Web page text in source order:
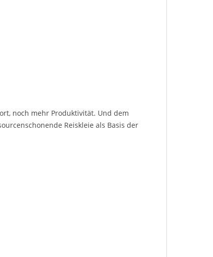
noch mehr Produktivität. Und dem
Reiskleie als Basis der